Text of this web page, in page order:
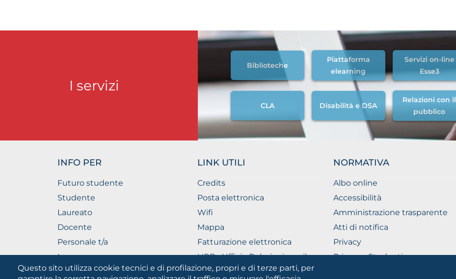
Questo sito utilizza cookie tecnici e di profilazione, propri e di terze parti, per
I servizi
Biblioteche
Piattaforma
elearning
Servizi on-line
Esse3
CLA Disabilità e DSA
Relazioni con il
pubblico
INFO PER
Futuro studente
Studente
Laureato
Docente
Personale t/a
Imprese
LINK UTILI
Credits
Posta elettronica
Wifi
Mappa
Fatturazione elettronica
URP - Ufficio Relazioni con il
Pubblico
NORMATIVA
Albo online
Accessibilità
Amministrazione trasparente
Atti di notifica
Privacy
Privacy - Studenti